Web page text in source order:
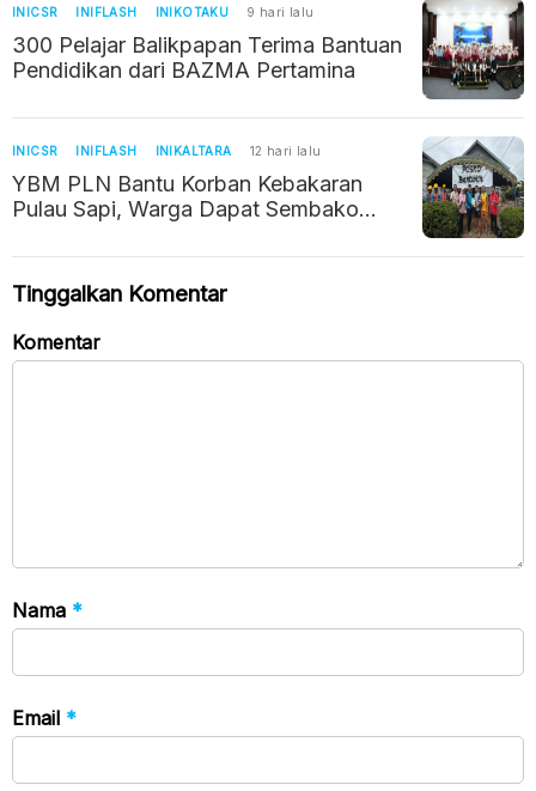
INICSR INIFLASH INIKOTAKU 9 hari lalu
300 Pelajar Balikpapan Terima Bantuan
Pendidikan dari BAZMA Pertamina
INICSR INIFLASH INIKALTARA 12 hari lalu
YBM PLN Bantu Korban Kebakaran
Pulau Sapi, Warga Dapat Sembako
Tinggalkan Komentar
Komentar
Nama *
Email *